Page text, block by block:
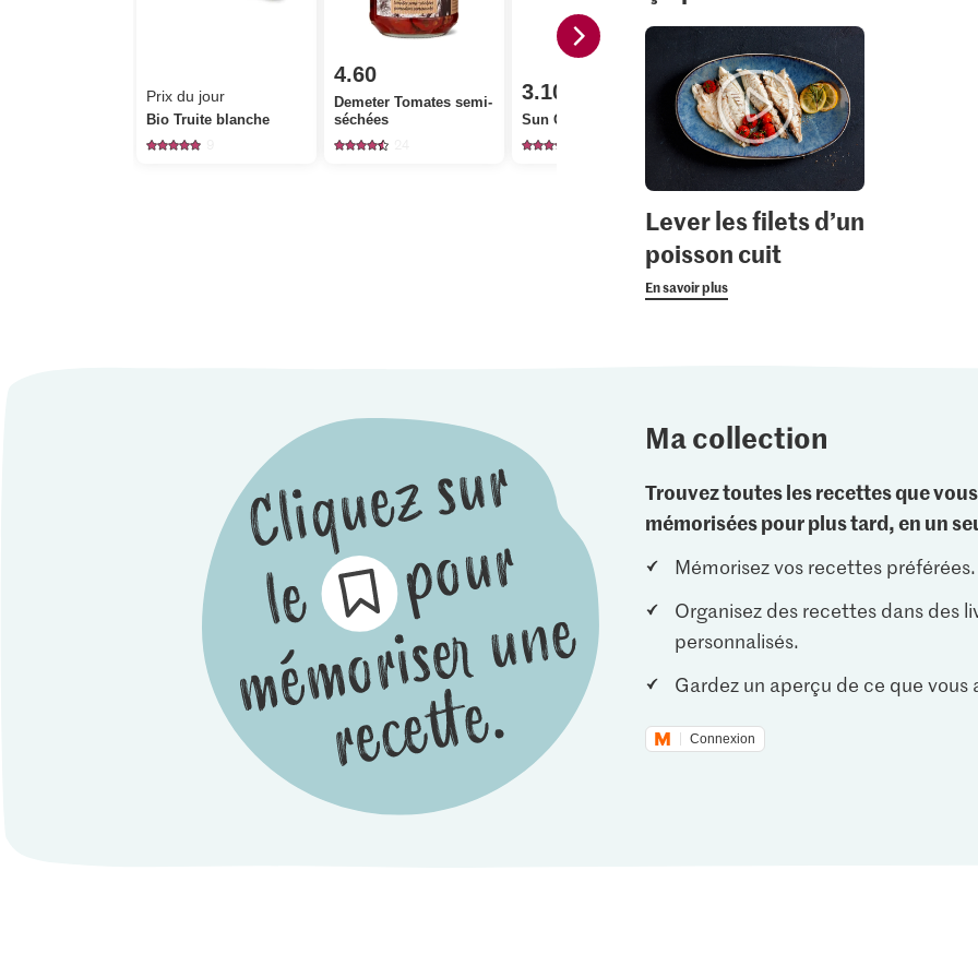
Prix du jour
Bio Truite blanche
4.60
Demeter Tomates semi-
séchées
3.10
Sun Queen Amandes
2.20
Migros Sauge
120
Lever les filets d’un
poisson cuit
En savoir plus
Ma collection
Trouvez toutes les recettes que
mémorisées pour plus tard, en un
Mémorisez vos recettes préférées.
Organisez des recettes dans des
personnalisés.
Gardez un aperçu de ce que vous
Connexion